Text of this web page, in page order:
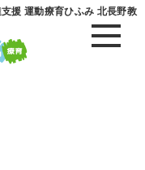
援 運動療育ひふみ 北長野教